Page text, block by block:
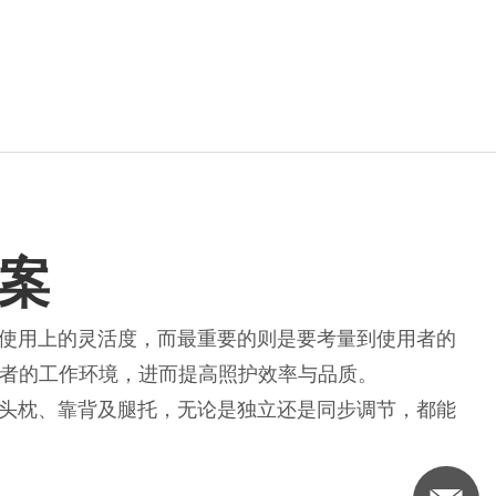
用上的灵活度，而最重要的则是要考量到使用者的
工作环境，进而提高照护效率与品质。
枕、靠背及腿托，无论是独立还是同步调节，都能